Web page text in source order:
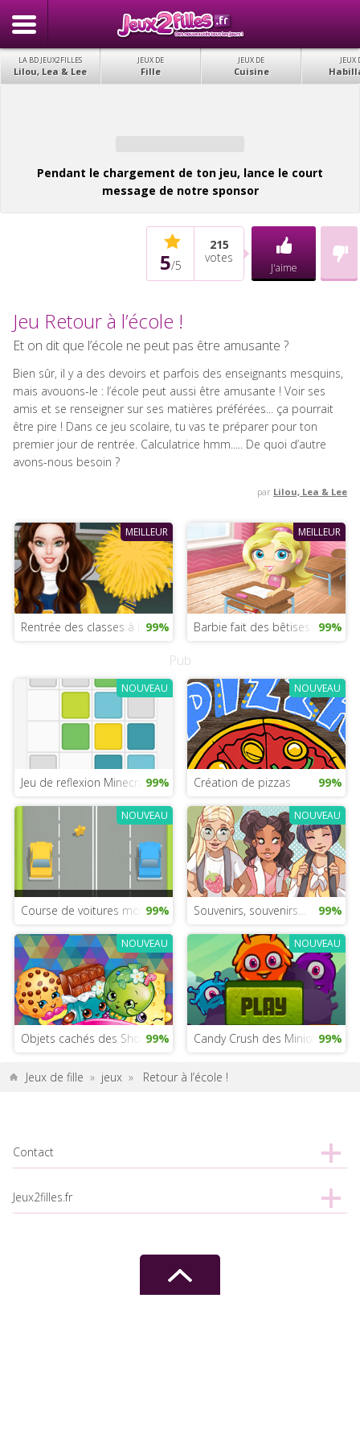
LA BD JEUX2FILLES
Lilou, Lea & Lee
JEUX DE
Fille
JEUX DE
Cuisine
JEUX
Pendant le chargement de ton jeu, lance le court
message de notre sponsor
5/5
215
votes
J'aime
Jeu Retour à l’école !
Et on dit que l’école ne peut pas être amusante ?
Bien sûr, il y a des devoirs et parfois des enseignants mesquins,
mais avouons-le : l’école peut aussi être amusante ! Voir ses
amis et se renseigner sur ses matières préférées... ça pourrait
être pire ! Dans ce jeu scolaire, tu vas te préparer pour ton
premier jour de rentrée. Calculatrice hmm..... De quoi d’autre
avons-nous besoin ?
par Lilou, Lea & Lee
MEILLEUR
Rentrée des classes à l’école Riverdale
99%
MEILLEUR
Barbie fait des bêtises à l’école
99%
Pub
NOUVEAU
Jeu de reflexion Minecraft99%
NOUVEAU
Création de pizzas 99%
NOUVEAU
Course de voitures mobile99%
NOUVEAU
Souvenirs, souvenirs... 99%
NOUVEAU
Objets cachés des Shopkins
99%
NOUVEAU
Candy Crush des Minions99%
Jeux de fille » jeux » Retour à l’école !
Contact
Jeux2filles.fr